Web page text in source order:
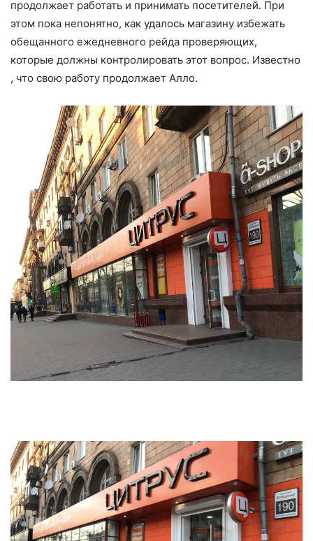
продолжает работать и принимать посетителей. При
этом пока непонятно, как удалось магазину избежать
обещанного ежедневного рейда проверяющих,
которые должны контролировать этот вопрос. Известно
, что свою работу продолжает Алло.